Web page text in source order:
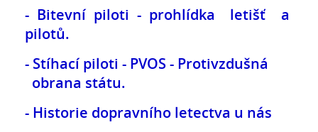
- Bitevní piloti - prohlídka letišť a
pilotů.
- Stíhací piloti - PVOS - Protivzdušná
obrana státu.
- Historie dopravního letectva u nás